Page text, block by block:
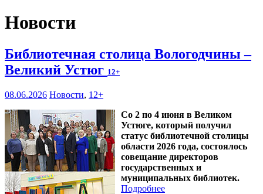
Новости
Библиотечная столица Вологодчины –
Великий Устюг 12+
08.06.2026 Новости, 12+
Со 2 по 4 июня в Великом
Устюге, который получил
статус библиотечной столицы
области 2026 года, состоялось
совещание директоров
государственных и
муниципальных библиотек.
Подробнее